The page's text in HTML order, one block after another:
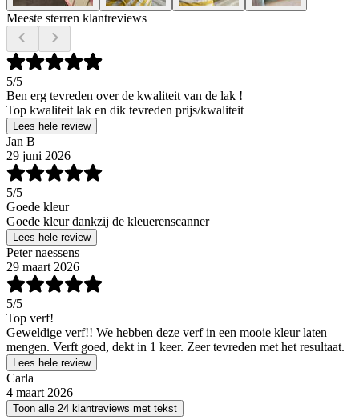
Meeste sterren klantreviews
5/5
Ben erg tevreden over de kwaliteit van de lak !
Top kwaliteit lak en dik tevreden prijs/kwaliteit
Lees hele review
Jan B
29 juni 2026
5/5
Goede kleur
Goede kleur dankzij de kleuerenscanner
Lees hele review
Peter naessens
29 maart 2026
5/5
Top verf!
Geweldige verf!! We hebben deze verf in een mooie kleur laten
mengen. Verft goed, dekt in 1 keer. Zeer tevreden met het resultaat.
Lees hele review
Carla
4 maart 2026
Toon alle 24 klantreviews met tekst